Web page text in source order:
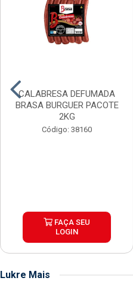
CALABRESA DEFUMADA
BRASA BURGUER PACOTE
2KG
Código: 38160
FAÇA SEU
LOGIN
Lukre Mais